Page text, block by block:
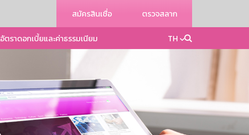
สมัครสินเชื่อ ตรวจสลาก
อัตราดอกเบี้ยและค่าธรรมเนียม TH